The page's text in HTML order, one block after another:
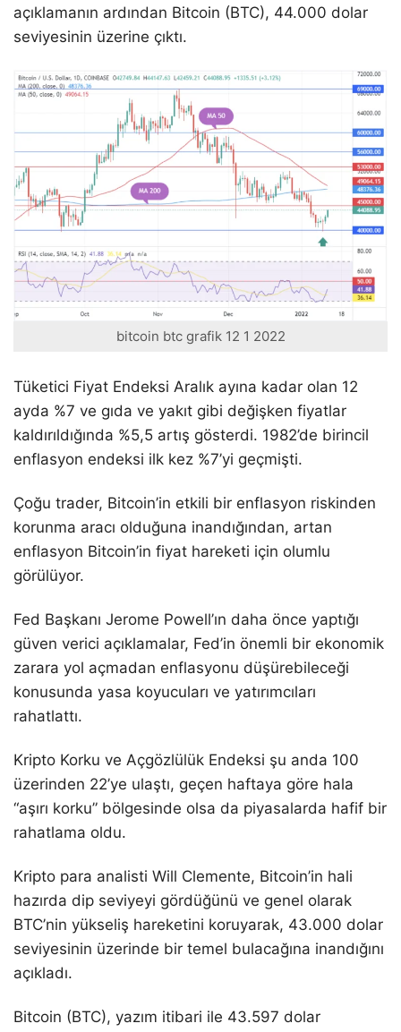
açıklamanın ardından Bitcoin (BTC), 44.000 dolar
seviyesinin üzerine çıktı.
bitcoin btc grafik 12 1 2022
Tüketici Fiyat Endeksi Aralık ayına kadar olan 12
ayda %7 ve gıda ve yakıt gibi değişken fiyatlar
kaldırıldığında %5,5 artış gösterdi. 1982’de birincil
enflasyon endeksi ilk kez %7’yi geçmişti.
Çoğu trader, Bitcoin’in etkili bir enflasyon riskinden
korunma aracı olduğuna inandığından, artan
enflasyon Bitcoin’in fiyat hareketi için olumlu
görülüyor.
Fed Başkanı Jerome Powell’ın daha önce yaptığı
güven verici açıklamalar, Fed’in önemli bir ekonomik
zarara yol açmadan enflasyonu düşürebileceği
konusunda yasa koyucuları ve yatırımcıları
rahatlattı.
Kripto Korku ve Açgözlülük Endeksi şu anda 100
üzerinden 22’ye ulaştı, geçen haftaya göre hala
“aşırı korku” bölgesinde olsa da piyasalarda hafif bir
rahatlama oldu.
Kripto para analisti Will Clemente, Bitcoin’in hali
hazırda dip seviyeyi gördüğünü ve genel olarak
BTC’nin yükseliş hareketini koruyarak, 43.000 dolar
seviyesinin üzerinde bir temel bulacağına inandığını
açıkladı.
Bitcoin (BTC), yazım itibari ile 43.597 dolar